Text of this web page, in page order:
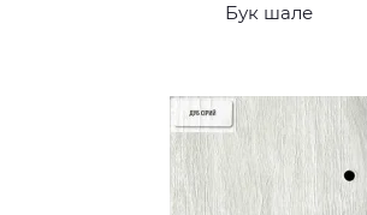
Бук шале